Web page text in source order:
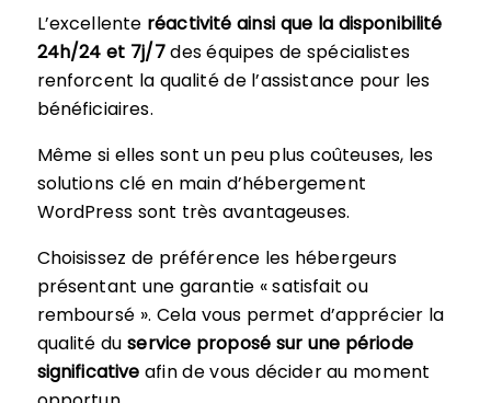
L’excellente réactivité ainsi que la disponibilité
24h/24 et 7j/7des équipes de spécialistes
renforcent la qualité de l’assistance pour les
bénéficiaires.
Même si elles sont un peu plus coûteuses, les
solutions clé en main d’hébergement
WordPress sont très avantageuses.
Choisissez de préférence les hébergeurs
présentant une garantie « satisfait ou
remboursé ». Cela vous permet d’apprécier la
qualité du service proposé sur une période
significative afin de vous décider au moment